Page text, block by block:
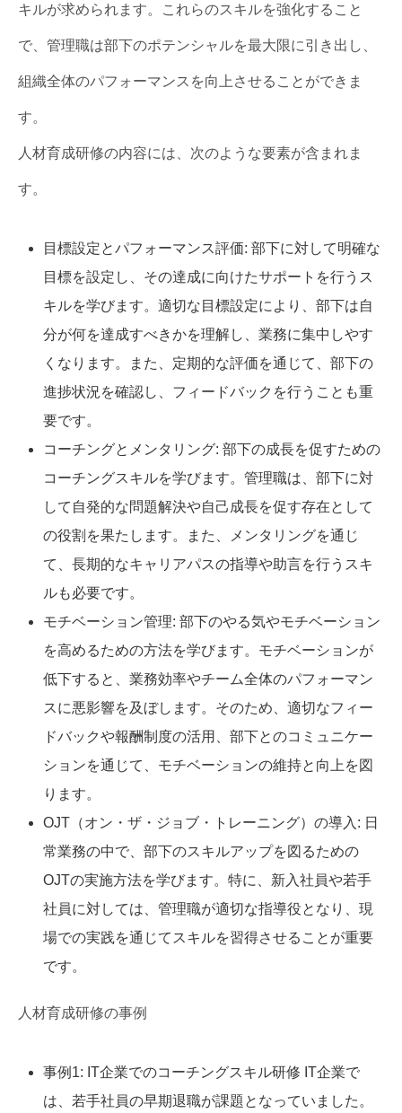
キルが求められます。これらのスキルを強化すること
で、管理職は部下のポテンシャルを最大限に引き出し、
組織全体のパフォーマンスを向上させることができま
す。
人材育成研修の内容には、次のような要素が含まれま
す。
目標設定とパフォーマンス評価: 部下に対して明確な
目標を設定し、その達成に向けたサポートを行うス
キルを学びます。適切な目標設定により、部下は自
分が何を達成すべきかを理解し、業務に集中しやす
くなります。また、定期的な評価を通じて、部下の
進捗状況を確認し、フィードバックを行うことも重
要です。
コーチングとメンタリング: 部下の成長を促すための
コーチングスキルを学びます。管理職は、部下に対
して自発的な問題解決や自己成長を促す存在として
の役割を果たします。また、メンタリングを通じ
て、長期的なキャリアパスの指導や助言を行うスキ
ルも必要です。
モチベーション管理: 部下のやる気やモチベーション
を高めるための方法を学びます。モチベーションが
低下すると、業務効率やチーム全体のパフォーマン
スに悪影響を及ぼします。そのため、適切なフィー
ドバックや報酬制度の活用、部下とのコミュニケー
ションを通じて、モチベーションの維持と向上を図
ります。
OJT（オン・ザ・ジョブ・トレーニング）の導入: 日
常業務の中で、部下のスキルアップを図るための
OJTの実施方法を学びます。特に、新入社員や若手
社員に対しては、管理職が適切な指導役となり、現
場での実践を通じてスキルを習得させることが重要
です。
人材育成研修の事例
事例1: IT企業でのコーチングスキル研修 IT企業で
は、若手社員の早期退職が課題となっていました。